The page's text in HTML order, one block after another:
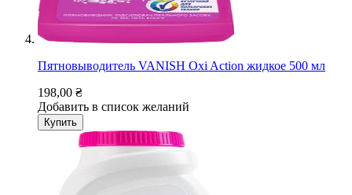
Пятновыводитель VANISH Oxi Action жидкое 500 мл
198,00 ₴
Добавить в список желаний
Купить